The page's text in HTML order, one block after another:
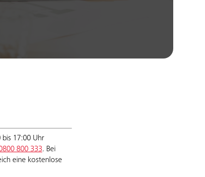
17:00 Uhr
800 333. Bei
eine kostenlose